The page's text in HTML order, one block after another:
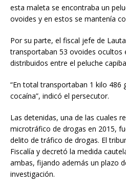
esta maleta se encontraba un
ovoides y en estos se mantenía
Por su parte, el fiscal jefe de
transportaban 53 ovoides
distribuidos entre el peluche
“En total transportaban 1 kilo 486
cocaína”, indicó el persecutor.
Las detenidas, una de las cuales
microtráfico de drogas en 2015,
delito de tráfico de drogas. El
Fiscalía y decretó la medida
ambas, fijando además un plazo
investigación.